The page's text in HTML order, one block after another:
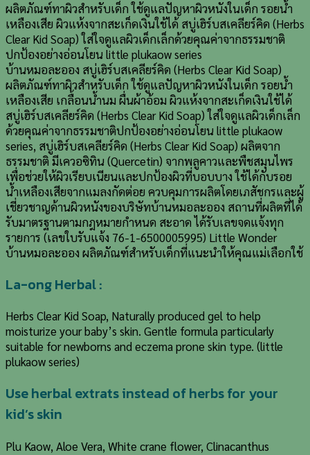
ผลิตภัณฑ์ทาผิวสำหรับเด็ก ใช้ดูแลปัญหาผิวหนังในเด็ก รอยน้ำ
เหลืองเสีย ผิวแห้งจากสะเก็ดเงินใช้ได้ สบู่เฮิร์บสเคลียร์คิด (Herbs
Clear Kid Soap) ใส่ใจดูแลผิวเด็กเล็กด้วยคุณค่าจากธรรมชาติ
ปกป้องอย่างอ่อนโยน little plukaow series
บ้านหมอละออง สบู่เฮิร์บสเคลียร์คิด (Herbs Clear Kid Soap)
ผลิตภัณฑ์ทาผิวสำหรับเด็ก ใช้ดูแลปัญหาผิวหนังในเด็ก รอยน้ำ
เหลืองเสีย เกลื้อนน้ำนม ผื่นผ้าอ้อม ผิวแห้งจากสะเก็ดเงินใช้ได้
สบู่เฮิร์บสเคลียร์คิด (Herbs Clear Kid Soap) ใส่ใจดูแลผิวเด็กเล็ก
ด้วยคุณค่าจากธรรมชาติปกป้องอย่างอ่อนโยน little plukaow
series, สบู่เฮิร์บสเคลียร์คิด (Herbs Clear Kid Soap) ผลิตจาก
ธรรมชาติ มีเควอซิทิน (Quercetin) จากพลูคาวและพืชสมุนไพร
เพื่อช่วยให้ผิวเรียบเนียนและปกป้องผิวที่บอบบาง ใช้ได้กับรอย
น้ำเหลืองเสียจากแมลงกัดต่อย ควบคุมการผลิตโดยเภสัชกรและผู้
เชี่ยวชาญด้านผิวหนังของบริษัทบ้านหมอละออง สถานที่ผลิตที่ได้
รับมาตรฐานตามกฎหมายกำหนด สะอาด ได้รับเลขจดแจ้งทุก
รายการ (เลขใบรับแจ้ง 76-1-6500005995) Little Wonder
บ้านหมอละออง ผลิตภัณฑ์สำหรับเด็กที่แนะนำให้คุณแม่เลือกใช้
La-ong Herbal :
Herbs Clear Kid Soap, Naturally produced gel to help
moisturize your baby’s skin. Gentle formula particularly
suitable for newborns and eczema prone skin type. (little
plukaow series)
Use herbal extrats instead of herbs for your
kid’s skin
Plu Kaow, Aloe Vera, White crane flower, Clinacanthus